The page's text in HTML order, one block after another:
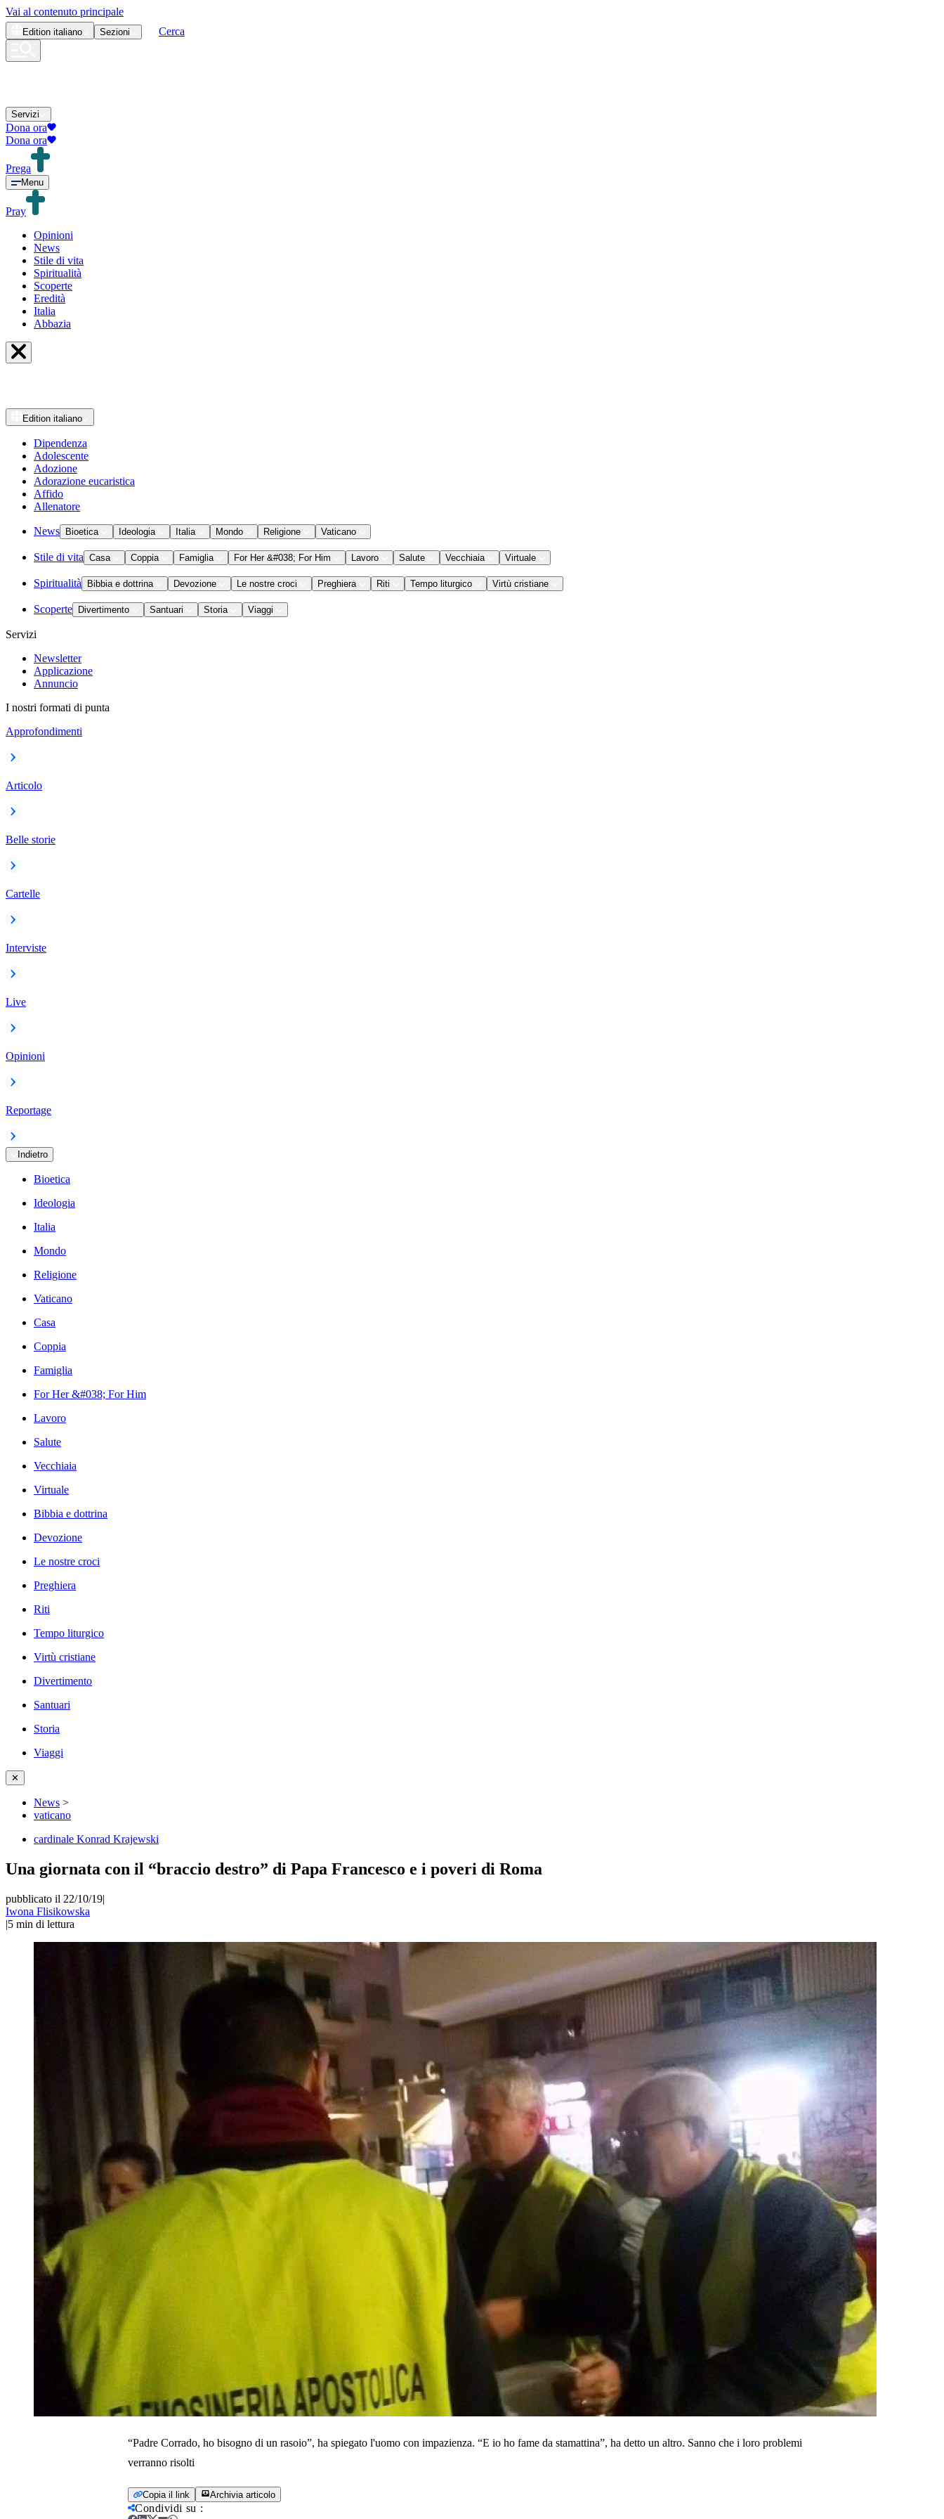
Vai al contenuto principale
Edition italiano Sezioni Cerca
Servizi
Dona ora
Dona ora
Prega
Menu
Pray
Opinioni
News
Stile di vita
Spiritualità
Scoperte
Eredità
Italia
Abbazia
Edition italiano
Dipendenza
Adolescente
Adozione
Adorazione eucaristica
Affido
Allenatore
News Bioetica Ideologia Italia Mondo Religione Vaticano
Stile di vita Casa Coppia Famiglia For Her &#038; For Him Lavoro Salute Vecchiaia Virtuale
Spiritualità Bibbia e dottrina Devozione Le nostre croci Preghiera Riti Tempo liturgico Virtù cristiane
Scoperte Divertimento Santuari Storia Viaggi
Servizi
Newsletter
Applicazione
Annuncio
I nostri formati di punta
Approfondimenti
Articolo
Belle storie
Cartelle
Interviste
Live
Opinioni
Reportage
Indietro
Bioetica
Ideologia
Italia
Mondo
Religione
Vaticano
Casa
Coppia
Famiglia
For Her &#038; For Him
Lavoro
Salute
Vecchiaia
Virtuale
Bibbia e dottrina
Devozione
Le nostre croci
Preghiera
Riti
Tempo liturgico
Virtù cristiane
Divertimento
Santuari
Storia
Viaggi
✕
News >
vaticano
cardinale Konrad Krajewski
Una giornata con il “braccio destro” di Papa Francesco e i poveri di Roma
pubblicato il 22/10/19|
Iwona Flisikowska
|5 min di lettura
“Padre Corrado, ho bisogno di un rasoio”, ha spiegato l'uomo con impazienza. “E io ho fame da stamattina”, ha detto un altro. Sanno che i loro problemi
verranno risolti
Copia il link Archivia articolo
Condividi su :